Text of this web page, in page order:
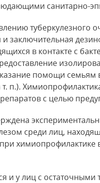
санитарно-
туберкулезного
и заключительная
в контакте с
помощи семьям
т. п.).
с целью
среди лиц,
химиопрофилактике
и у лиц с